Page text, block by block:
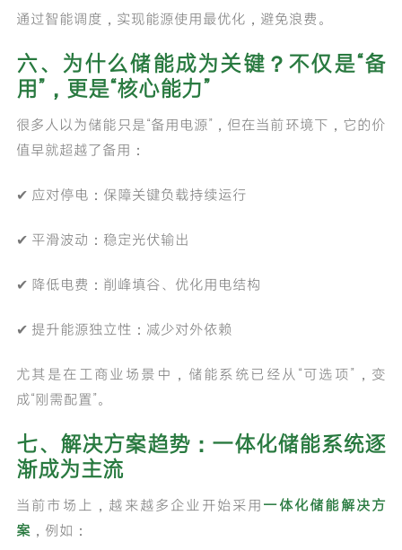
通过智能调度，实现能源使用最优化，避免浪费。
六、为什么储能成为关键？不仅是“备
用”，更是“核心能力”
很多人以为储能只是“备用电源”，但在当前环境下，它的价
值早就超越了备用：
✔ 应对停电：保障关键负载持续运行
✔ 平滑波动：稳定光伏输出
✔ 降低电费：削峰填谷、优化用电结构
✔ 提升能源独立性：减少对外依赖
尤其是在工商业场景中，储能系统已经从“可选项”，变
成“刚需配置”。
七、解决方案趋势：一体化储能系统逐
渐成为主流
当前市场上，越来越多企业开始采用 一体化储能解决方
案 ，例如：